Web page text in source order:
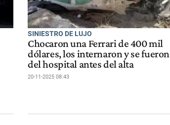
SINIESTRO DE LUJO
Chocaron una Ferrari de 400 mil
dólares, los internaron y se fueron
del hospital antes del alta
20-11-2025 08:43